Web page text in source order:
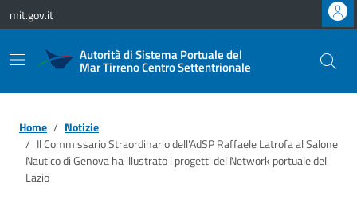
Vai ai contenuti
Vai al footer
mit.gov.it
Autorità di Sistema Portuale del
Mar Tirreno Centro Settentrionale
Home
Notizie
Il Commissario Straordinario dell'AdSP Raffaele Latrofa al Salone
Nautico di Genova ha illustrato i progetti del Network portuale del
Lazio